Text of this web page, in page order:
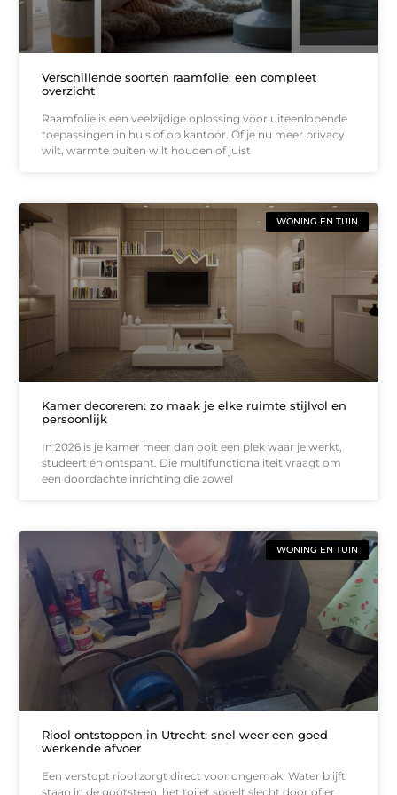
Verschillende soorten raamfolie: een compleet
overzicht
Raamfolie is een veelzijdige oplossing voor uiteenlopende
toepassingen in huis of op kantoor. Of je nu meer privacy
wilt, warmte buiten wilt houden of juist
WONING EN TUIN
Kamer decoreren: zo maak je elke ruimte stijlvol en
persoonlijk
In 2026 is je kamer meer dan ooit een plek waar je werkt,
studeert én ontspant. Die multifunctionaliteit vraagt om
een doordachte inrichting die zowel
WONING EN TUIN
Riool ontstoppen in Utrecht: snel weer een goed
werkende afvoer
Een verstopt riool zorgt direct voor ongemak. Water blijft
staan in de gootsteen, het toilet spoelt slecht door of er